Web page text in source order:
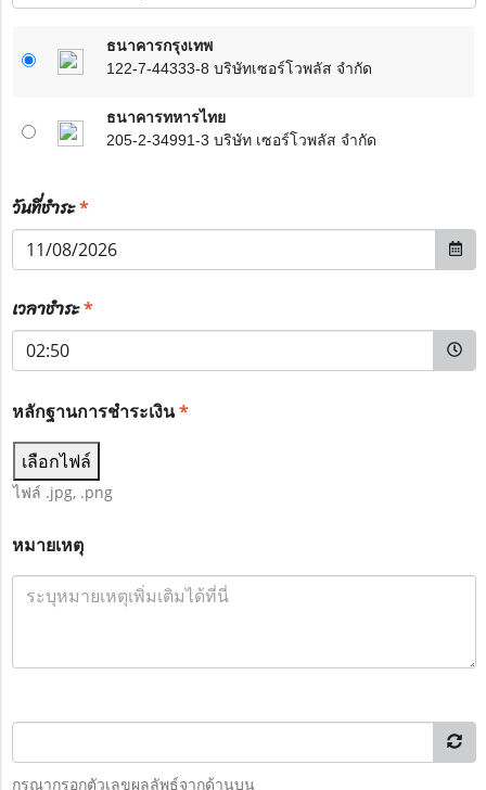
ธนาคารกรุงเทพ
122-7-44333-8 บริษัทเซอร์โวพลัส จำกัด
ธนาคารทหารไทย
205-2-34991-3 บริษัท เซอร์โวพลัส จำกัด
วันที่ชำระ*
เวลาชำระ*
หลักฐานการชำระเงิน*
เลือกไฟล์
ไฟล์ .jpg, .png
หมายเหตุ
กรุณากรอกตัวเลขผลลัพธ์จากด้านบน